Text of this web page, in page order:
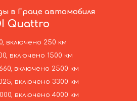
в Граце автомобиля
Quattro
включено 250 км
включено 1500 км
включено 2500 км
включено 3300 км
включено 4000 км